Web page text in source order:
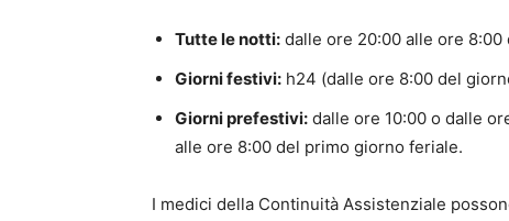
Tutte le notti: dalle ore 20:00 alle ore
Giorni festivi: h24 (dalle ore 8:00 del
Giorni prefestivi: dalle ore 10:00 o dalle
alle ore 8:00 del primo giorno feriale.
I medici della Continuità Assistenziale